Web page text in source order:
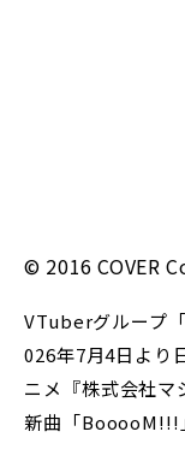
© 2016 COVER
VTuberグループ
026年7月4日より
ニメ『株式会社マ
新曲「BooooM!!!